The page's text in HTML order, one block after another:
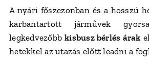
A nyári főszezonban és a hosszú
karbantartott járművek
legkedvezőbbkisbusz bérlés árak
hetekkel az utazás előtt leadni a